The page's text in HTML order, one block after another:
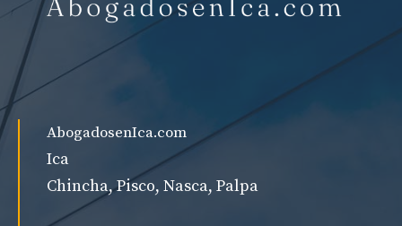
AbogadosenIca.com
Ica
Chincha, Pisco, Nasca, Palpa